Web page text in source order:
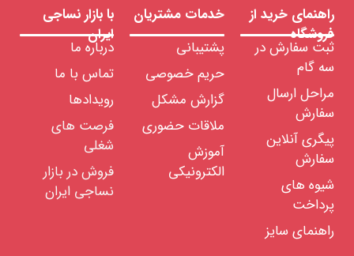
ورتکس
الیاف
بلند
فیلامنت
نخ
های
فانتزی
رنگرزی
انواع
نخ
تابندگی
نخ
خدمات
آزمایشگاهی
نخ
راهنمای خرید از
فروشگاه
ثبت سفارش در
سه گام
مراحل ارسال
سفارش
پیگری آنلاین
سفارش
شیوه های
پرداخت
راهنمای سایز
خدمات مشتریان
پشتیبانی
حریم خصوصی
گزارش مشکل
ملاقات حضوری
آموزش
الکترونیکی
با بازار نساجی
ایران
درباره ما
تماس با ما
رویدادها
فرصت های
شغلی
فروش در بازار
نساجی ایران